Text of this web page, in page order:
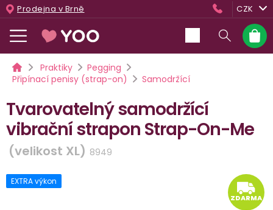
Přejít
na
obsah
Prodejna v Brně CZK
košík
DomůPraktiky
Pegging
Připínací penisy (strap-on)
Samodržící
Tvarovatelný samodržící
vibrační strapon Strap-On-Me
(velikost XL) 8949
EXTRA výkon